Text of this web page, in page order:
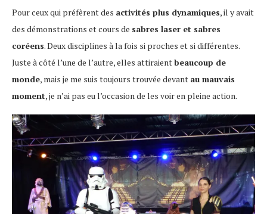
Pour ceux qui préfèrent des activités plus dynamiques, il y avait
des démonstrations et cours de sabres laser et sabres
coréens. Deux disciplines à la fois si proches et si différentes.
Juste à côté l’une de l’autre, elles attiraientbeaucoup de
monde, mais je me suis toujours trouvée devant au mauvais
moment, je n’ai pas eu l’occasion de les voir en pleine action.